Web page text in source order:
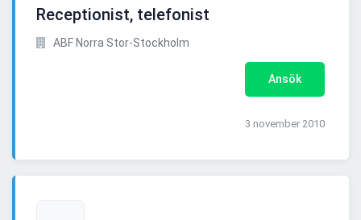
Receptionist, telefonist
ABF Norra Stor-Stockholm
Ansök
3 november 2010